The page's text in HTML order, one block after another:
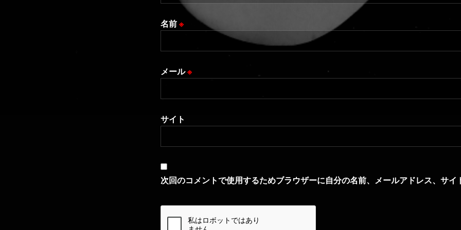
名前※
メール※
サイト
次回のコメントで使用するためブラウザーに自分の名前、メールアドレス、サイ